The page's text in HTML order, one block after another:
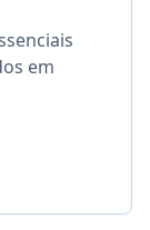
em